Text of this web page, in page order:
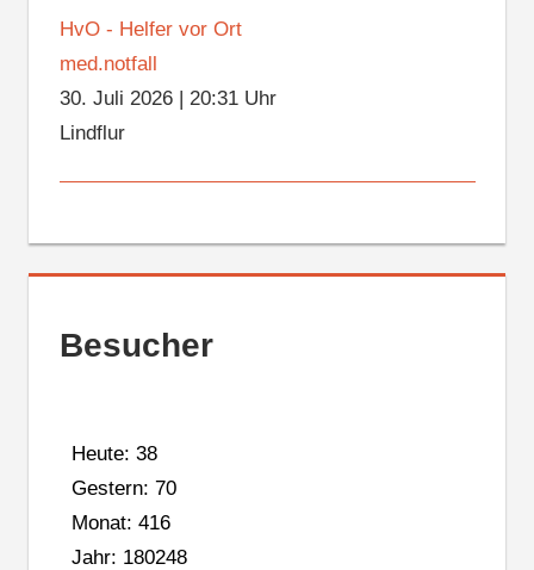
HvO - Helfer vor Ort
med.notfall
30. Juli 2026| 20:31 Uhr
Lindflur
Besucher
Heute: 38
Gestern: 70
Monat: 416
Jahr: 180248